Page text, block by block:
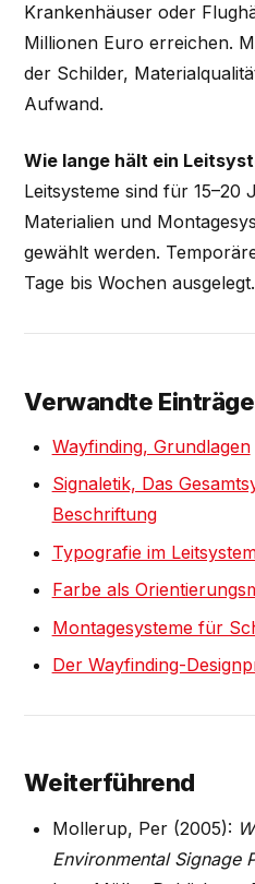
Krankenhäuser oder
Millionen Euro erreichen.
der Schilder,
Aufwand.
Wie lange hält ein
Leitsysteme sind für 15–20
Materialien und
gewählt werden.
Tage bis Wochen ausgelegt.
Verwandte Einträge
Wayfinding, Grundlagen
Signaletik, Das
Beschriftung
Typografie im
Farbe als
Montagesysteme für
Der Wayfinding-
Weiterführend
Mollerup, Per (2005):
Environmental Signage